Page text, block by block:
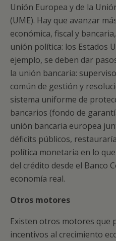
Unión Europea y de la
(UME). Hay que avanzar
económica, fiscal y
unión política: los Estados
ejemplo, se deben dar
la unión bancaria:
común de gestión y
sistema uniforme de
bancarios (fondo de
unión bancaria europea
déficits públicos,
política monetaria en lo
del crédito desde el Banco
economía real.
Otros motores
Existen otros motores que
incentivos al crecimiento